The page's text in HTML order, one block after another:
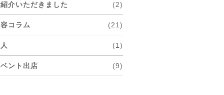
介いただきました (2)
コラム (21)
(1)
ント出店 (9)